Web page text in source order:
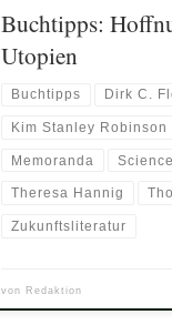
Buchtipps:
Utopien
Buchtipps Dirk C.
Kim Stanley Robinson
Memoranda
Theresa Hannig
Zukunftsliteratur
von Redaktion